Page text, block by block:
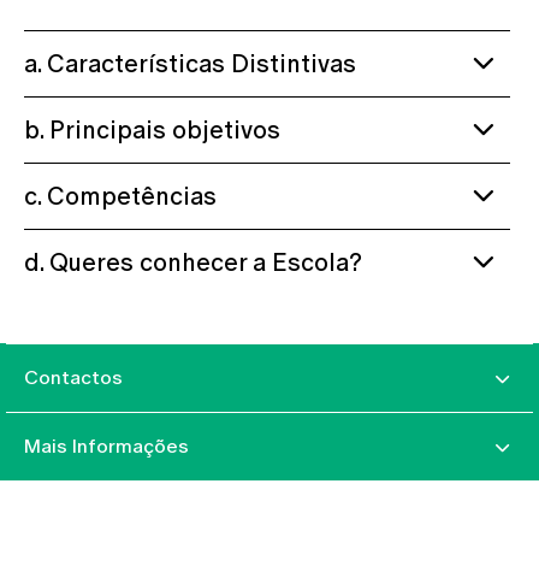
a. Características Distintivas
b. Principais objetivos
c. Competências
d. Queres conhecer a Escola?
Contactos
Mais Informações